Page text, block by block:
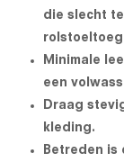
die slecht
Minimale
een
Draag
kleding.
Betreden is